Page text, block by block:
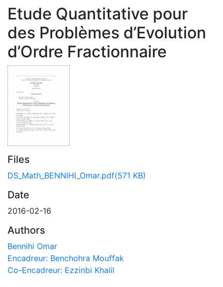
Etude Quantitative pour
des Problèmes d’Evolution
d’Ordre Fractionnaire
Files
DS_Math_BENNIHI_Omar.pdf(571 KB)
Date
2016-02-16
Authors
Bennihi Omar
Encadreur: Benchohra Mouffak
Co-Encadreur: Ezzinbi Khalil